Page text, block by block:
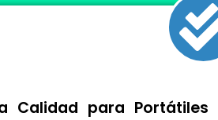
Calidad para